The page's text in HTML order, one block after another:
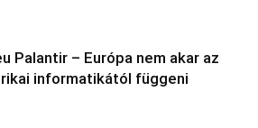
Palantir – Európa nem akar az
informatikától függeni